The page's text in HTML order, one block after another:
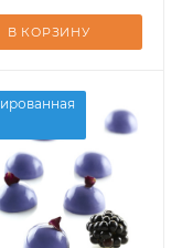
В КОРЗИНУ